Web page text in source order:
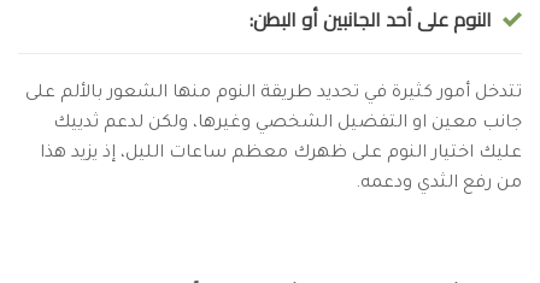
النوم على أحد الجانبين أو البطن:
تتدخل أمور كثيرة في تحديد طريقة النوم منها الشعور بالألم على
جانب معين او التفضيل الشخصي وغيرها، ولكن لدعم ثدييك
عليك اختيار النوم على ظهرك معظم ساعات الليل، إذ يزيد هذا
من رفع الثدي ودعمه.